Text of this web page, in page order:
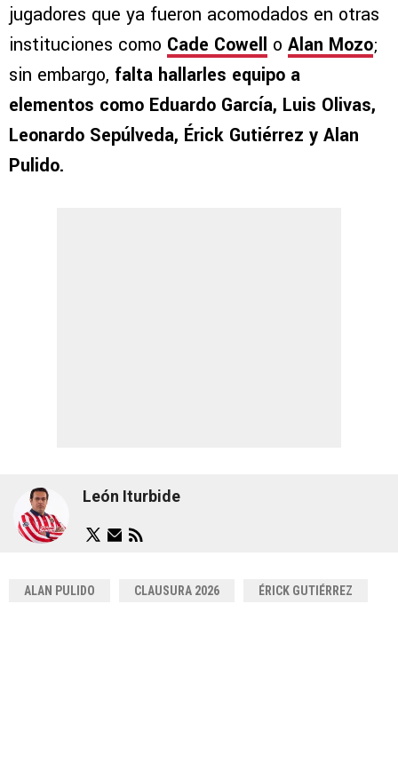
jugadores que ya fueron acomodados en otras
instituciones como Cade Cowell o Alan Mozo;
sin embargo, falta hallarles equipo a
elementos como Eduardo García, Luis Olivas,
Leonardo Sepúlveda, Érick Gutiérrez y Alan
Pulido.
León Iturbide
ALAN PULIDO CLAUSURA 2026 ÉRICK GUTIÉRREZ